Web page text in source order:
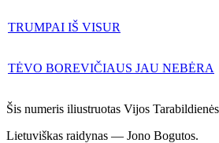
TRUMPAI IŠ VISUR
TĖVO BOREVIČIAUS JAU NEBĖRA
Šis numeris iliustruotas Vijos
Lietuviškas raidynas — Jono Bogutos.